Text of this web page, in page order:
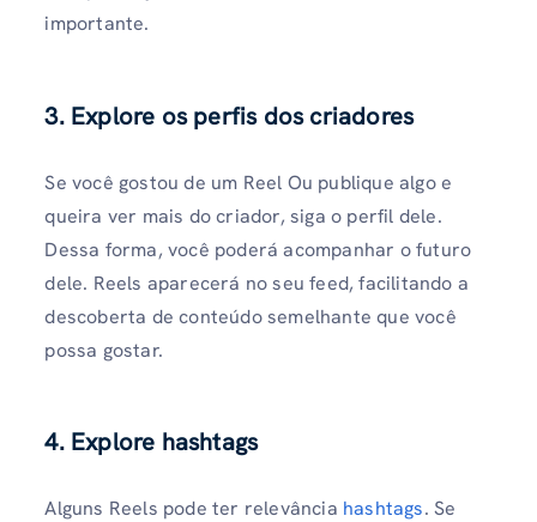
importante.
3. Explore os perfis dos criadores
Se você gostou de um Reel Ou publique algo e
queira ver mais do criador, siga o perfil dele.
Dessa forma, você poderá acompanhar o futuro
dele. Reels aparecerá no seu feed, facilitando a
descoberta de conteúdo semelhante que você
possa gostar.
4. Explore hashtags
Alguns Reels pode ter relevância hashtags. Se